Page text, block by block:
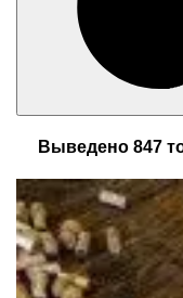
Выведено 847